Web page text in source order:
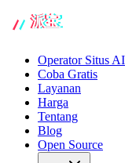
Operator Situs AI
Coba Gratis
Layanan
Harga
Tentang
Blog
Open Source